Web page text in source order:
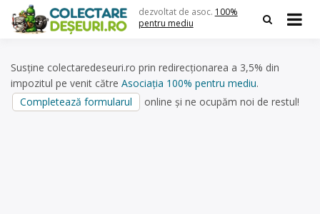
content
dezvoltat de asoc. 100%
pentru mediu
Susține colectaredeseuri.ro prin redirecționarea a 3,5% din
impozitul pe venit către Asociația 100% pentru mediu.
Completează formularul
online și ne ocupăm noi de restul!